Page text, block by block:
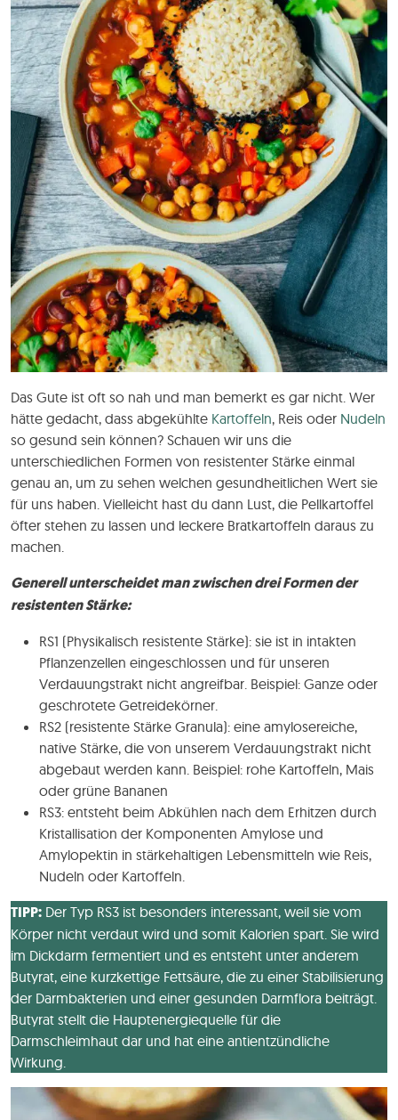
Das Gute ist oft so nah und man bemerkt es gar nicht. Wer
hätte gedacht, dass abgekühlte Kartoffeln, Reis oder Nudeln
so gesund sein können? Schauen wir uns die
unterschiedlichen Formen von resistenter Stärke einmal
genau an, um zu sehen welchen gesundheitlichen Wert sie
für uns haben. Vielleicht hast du dann Lust, die Pellkartoffel
öfter stehen zu lassen und leckere Bratkartoffeln daraus zu
machen.
Generell unterscheidet man zwischen drei Formen der
resistenten Stärke:
RS1 (Physikalisch resistente Stärke): sie ist in intakten
Pflanzenzellen eingeschlossen und für unseren
Verdauungstrakt nicht angreifbar. Beispiel: Ganze oder
geschrotete Getreidekörner.
RS2 (resistente Stärke Granula): eine amylosereiche,
native Stärke, die von unserem Verdauungstrakt nicht
abgebaut werden kann. Beispiel: rohe Kartoffeln, Mais
oder grüne Bananen
RS3: entsteht beim Abkühlen nach dem Erhitzen durch
Kristallisation der Komponenten Amylose und
Amylopektin in stärkehaltigen Lebensmitteln wie Reis,
Nudeln oder Kartoffeln.
TIPP: Der Typ RS3 ist besonders interessant, weil sie vom
Körper nicht verdaut wird und somit Kalorien spart. Sie wird
im Dickdarm fermentiert und es entsteht unter anderem
Butyrat, eine kurzkettige Fettsäure, die zu einer Stabilisierung
der Darmbakterien und einer gesunden Darmflora beiträgt.
Butyrat stellt die Hauptenergiequelle für die
Darmschleimhaut dar und hat eine antientzündliche
Wirkung.